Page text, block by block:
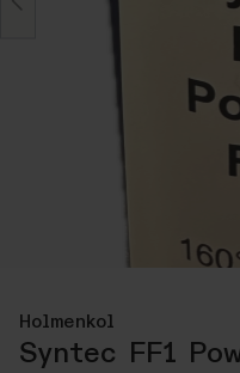
Holmenkol
Syntec FF1